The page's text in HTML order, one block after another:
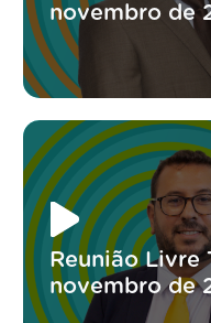
novembro de
Reunião Livre
novembro de